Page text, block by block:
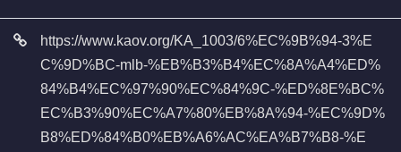
관련자료https://www.kaov.org/KA_1003/6%EC%9B%94-3%E
C%9D%BC-mlb-%EB%B3%B4%EC%8A%A4%ED%
84%B4%EC%97%90%EC%84%9C-%ED%8E%BC%
EC%B3%90%EC%A7%80%EB%8A%94-%EC%9D%
B8%ED%84%B0%EB%A6%AC%EA%B7%B8-%E